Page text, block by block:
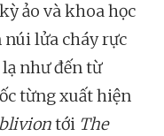
ảo và khoa học
lửa cháy rực
như đến từ
từng xuất hiện
tới The